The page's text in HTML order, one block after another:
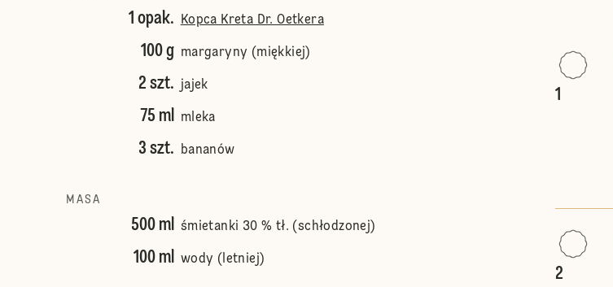
1 opak. Kopca Kreta Dr. Oetkera
100 g margaryny (miękkiej)
2 szt. jajek
75 ml mleka
3 szt. bananów
MASA
500 ml śmietanki 30 % tł. (schłodzonej)
100 ml wody (letniej)
1
2